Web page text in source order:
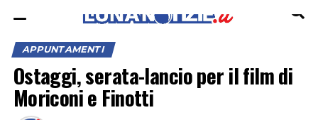
APPUNTAMENTI
Ostaggi, serata-lancio per il film di
Moriconi e Finotti